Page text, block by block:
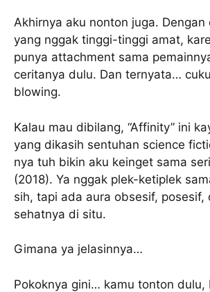
Akhirnya aku nonton juga. Dengan
yang nggak tinggi-tinggi amat,
punya attachment sama
ceritanya dulu. Dan ternyata…
blowing.
Kalau mau dibilang, “Affinity” ini
yang dikasih sentuhan science
nya tuh bikin aku keinget sama
(2018). Ya nggak plek-ketiplek
sih, tapi ada aura obsesif, posesif,
sehatnya di situ.
Gimana ya jelasinnya…
Pokoknya gini… kamu tonton dulu,